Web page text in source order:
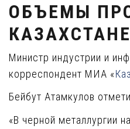
ОБЪЕМЫ
КАЗАХСТАНЕ
Министр индустрии и
корреспондент МИА «
Бейбут Атамкулов
«В черной металлургии